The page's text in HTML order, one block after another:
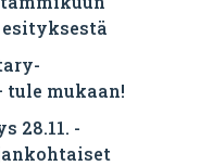
mukaan!
28.11. -